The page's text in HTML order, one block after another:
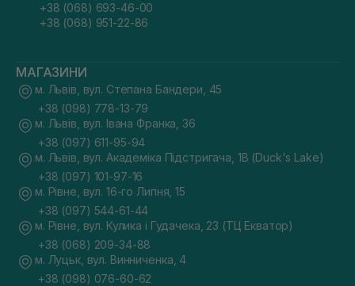
+38 (068) 693-46-00
+38 (068) 951-22-86
МАГАЗИНИ
м. Львів, вул. Степана Бандери, 45
+38 (098) 778-13-79
м. Львів, вул. Івана Франка, 36
+38 (097) 611-95-94
м. Львів, вул. Академіка Підстригача, 1В (Duck's Lake)
+38 (097) 101-97-16
м. Рівне, вул. 16-го Липня, 15
+38 (097) 544-61-44
м. Рівне, вул. Кулика і Гудачека, 23 (ТЦ Екватор)
+38 (068) 209-34-88
м. Луцьк, вул. Винниченка, 4
+38 (098) 076-60-62